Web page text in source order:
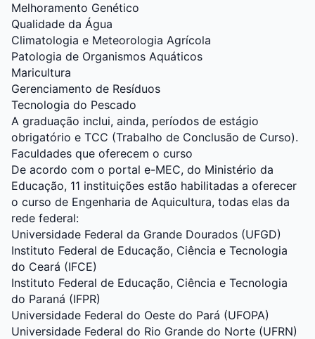
Melhoramento Genético
Qualidade da Água
Climatologia e Meteorologia Agrícola
Patologia de Organismos Aquáticos
Maricultura
Gerenciamento de Resíduos
Tecnologia do Pescado
A graduação inclui, ainda, períodos de estágio
obrigatório e TCC (Trabalho de Conclusão de Curso).
Faculdades que oferecem o curso
De acordo com o portal e-MEC, do Ministério da
Educação, 11 instituições estão habilitadas a oferecer
o curso de Engenharia de Aquicultura, todas elas da
rede federal:
Universidade Federal da Grande Dourados (UFGD)
Instituto Federal de Educação, Ciência e Tecnologia
do Ceará (IFCE)
Instituto Federal de Educação, Ciência e Tecnologia
do Paraná (IFPR)
Universidade Federal do Oeste do Pará (UFOPA)
Universidade Federal do Rio Grande do Norte (UFRN)